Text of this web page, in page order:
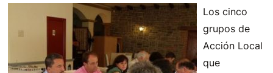
Los cinco
grupos de
Acción Local
que